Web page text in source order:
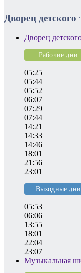
Дворец
Дворец
Рабочие дни:
05:25
05:44
05:52
06:07
07:29
07:44
14:21
14:33
14:46
18:01
21:56
23:01
Выходные
05:53
06:06
13:55
18:01
22:04
23:07
Музыкальная